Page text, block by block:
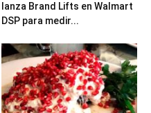
lanza Brand Lifts en Walmart
DSP para medir...